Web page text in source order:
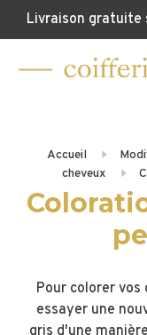
Livraison gratuite
Accueil
cheveux
Pour colorer vos
essayer une
gris d'une